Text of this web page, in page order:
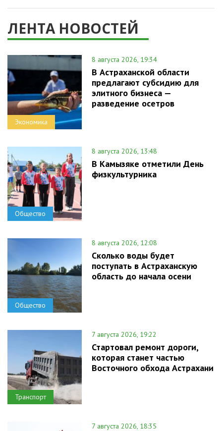
ЛЕНТА НОВОСТЕЙ
Экономика
8 августа 2026, 19:34
В Астраханской области
предлагают субсидию для
элитного бизнеса —
разведение осетров
Общество
8 августа 2026, 13:48
В Камызяке отметили День
физкультурника
Общество
8 августа 2026, 12:08
Сколько воды будет
поступать в Астраханскую
область до начала осени
Транспорт
7 августа 2026, 19:22
Стартовал ремонт дороги,
которая станет частью
Восточного обхода Астрахани
7 августа 2026, 18:35